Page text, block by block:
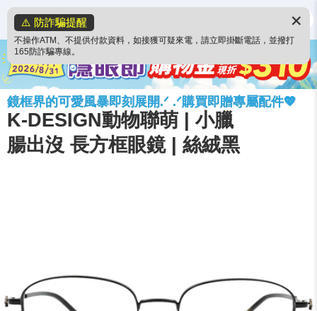
⚠️ 防詐騙提醒
不操作ATM、不提供付款資料，如接獲可疑來電，請立即掛斷電話，並撥打
165防詐騙專線。
✕
鏡框界的可愛風暴即刻展開.ᐟ .ᐟ購買即贈專屬配件💖
K-DESIGN動物聯萌 | 小臘
腸出沒 長方框眼鏡 | 絲絨黑